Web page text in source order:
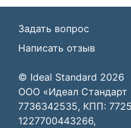
Задать вопрос
Написать отзыв
© Ideal Standard 2026
ООО «Идеал
7736342535, КПП:
1227700443266,